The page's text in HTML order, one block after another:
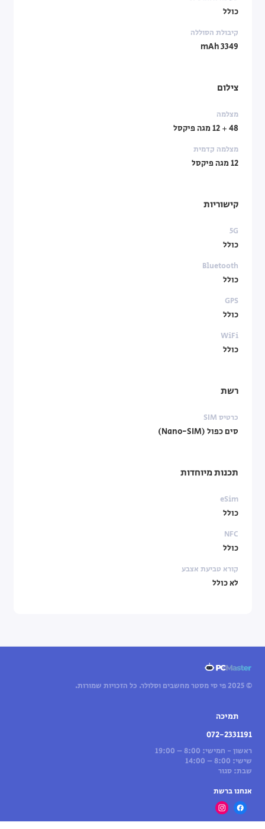
כולל
קיבולת הסוללה
3349 mAh
צילום
מצלמה
48 + 12 מגה פיקסל
מצלמה קדמית
12 מגה פיקסל
קישוריות
5G
כולל
Bluetooth
כולל
GPS
כולל
WiFi
כולל
רשת
כרטיס SIM
סים כפול (Nano-SIM)
תכנות מיוחדות
eSim
כולל
NFC
כולל
קורא טביעת אצבע
לא כולל
© 2025 פי סי מסטר מחשבים וסלולר. כל הזכויות שמורות.
תמיכה
072-2331191
ראשון - חמישי: 8:00 – 19:00
שישי: 8:00 – 14:00
שבת: סגור
אנחנו ברשת